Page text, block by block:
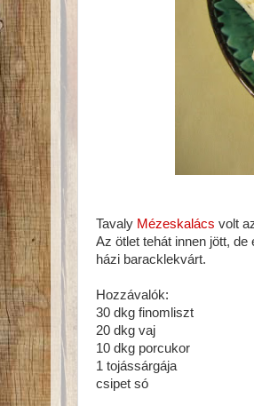
Tavaly Mézeskalács volt
Az ötlet tehát innen jött,
házi baracklekvárt.
Hozzávalók:
30 dkg finomliszt
20 dkg vaj
10 dkg porcukor
1 tojássárgája
csipet só